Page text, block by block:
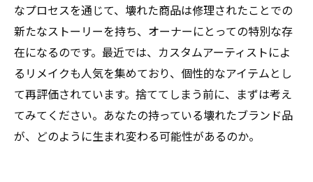
なプロセスを通じて、壊れた商品は修理されたことでの
新たなストーリーを持ち、オーナーにとっての特別な存
在になるのです。最近では、カスタムアーティストによ
るリメイクも人気を集めており、個性的なアイテムとし
て再評価されています。捨ててしまう前に、まずは考え
てみてください。あなたの持っている壊れたブランド品
が、どのように生まれ変わる可能性があるのか。